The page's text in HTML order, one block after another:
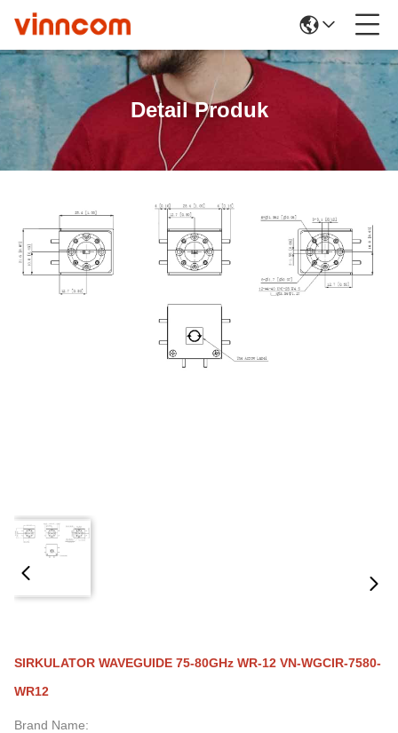
Detail Produk
SIRKULATOR WAVEGUIDE 75-80GHz WR-12 VN-WGCIR-7580-
WR12
Brand Name: